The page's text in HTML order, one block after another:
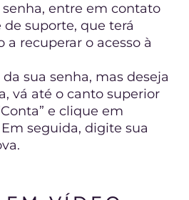
senha, entre em contato
suporte, que terá
a recuperar o acesso à
sua senha, mas deseja
vá até o canto superior
e clique em
Em seguida, digite sua